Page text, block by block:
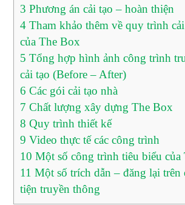
3 Phương án cải tạo – hoàn thiện
4 Tham khảo thêm về quy trình
của The Box
5 Tổng hợp hình ảnh công trình
cải tạo (Before – After)
6 Các gói cải tạo nhà
7 Chất lượng xây dựng The Box
8 Quy trình thiết kế
9 Video thực tế các công trình
10 Một số công trình tiêu biểu của
11 Một số trích dẫn – đăng lại trên
tiện truyền thông